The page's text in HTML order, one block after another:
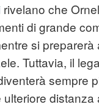
rivelano che
di grande
si preparerà
Tuttavia, il
sempre
distanza